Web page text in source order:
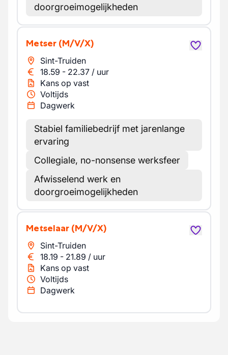
doorgroeimogelijkheden
Metser (M/V/X)
Sint-Truiden
18.59 - 22.37 / uur
Kans op vast
Voltijds
Dagwerk
Stabiel familiebedrijf met jarenlange
ervaring
Collegiale, no-nonsense werksfeer
Afwisselend werk en
doorgroeimogelijkheden
Metselaar (M/V/X)
Sint-Truiden
18.19 - 21.89 / uur
Kans op vast
Voltijds
Dagwerk